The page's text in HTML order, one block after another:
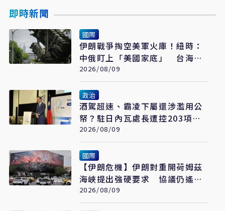
即時新聞
國際
伊朗戰爭掏空美軍火庫！紐時：
中俄盯上「美國家底」 台海戰
力恐成最大受害者
2026/08/09
政治
酒駕超速、霸凌下屬還涉濫用公
帑？駐日內瓦處長遭控203項爭
議 外交部啟動調查
2026/08/09
國際
【伊朗危機】伊朗對重開荷姆茲
海峽提出強硬要求 協議仍遙不
可及
2026/08/09